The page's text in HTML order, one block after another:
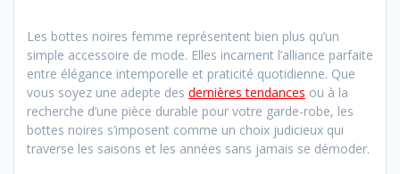
Les bottes noires femme représentent bien plus qu’un
simple accessoire de mode. Elles incarnent l’alliance parfaite
entre élégance intemporelle et praticité quotidienne. Que
vous soyez une adepte des dernières tendances ou à la
recherche d’une pièce durable pour votre garde-robe, les
bottes noires s’imposent comme un choix judicieux qui
traverse les saisons et les années sans jamais se démoder.